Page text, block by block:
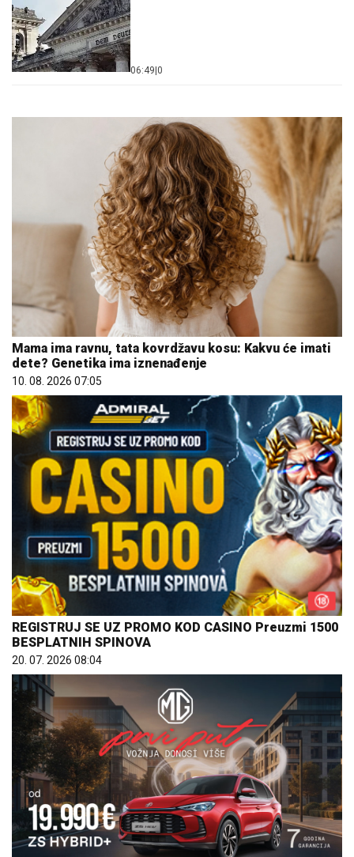
06:49 0
Mama ima ravnu, tata kovrdžavu kosu: Kakvu će imati
dete? Genetika ima iznenađenje
10. 08. 2026 07:05
REGISTRUJ SE UZ PROMO KOD CASINO Preuzmi 1500
BESPLATNIH SPINOVA
20. 07. 2026 08:04